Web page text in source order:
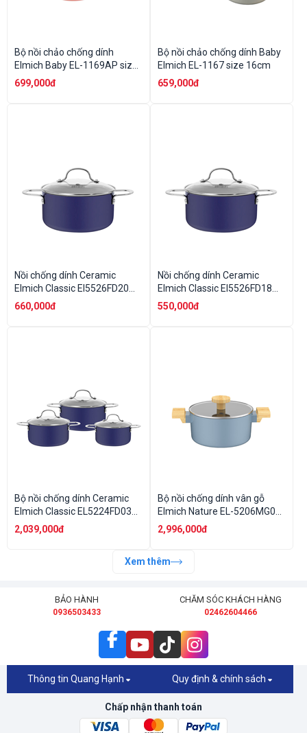
Bộ nồi chảo chống dính
Elmich Baby EL-1169AP size
16cm
699,000đ
Bộ nồi chảo chống dính Baby
Elmich EL-1167 size 16cm
659,000đ
Nồi chống dính Ceramic
Elmich Classic El5526FD20
size 20cm
660,000đ
Nồi chống dính Ceramic
Elmich Classic El5526FD18
size 18cm
550,000đ
Bộ nồi chống dính Ceramic
Elmich Classic EL5224FD03
size 18,20,24cm
2,039,000đ
Bộ nồi chống dính vân gỗ
Elmich Nature EL-5206MG04
size 18,20,24 chảo 26cm
2,996,000đ
Xem thêm
BẢO HÀNH
0936503433
CHĂM SÓC KHÁCH HÀNG
02462604466
Thông tin Quang Hạnh Quy định & chính sách
Chấp nhận thanh toán